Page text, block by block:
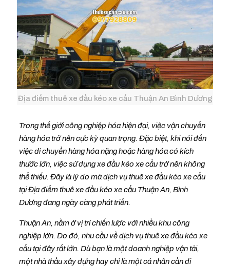
Địa điểm thuê xe đầu kéo xe cẩu Thuận An Bình Dương
Trong thế giới công nghiệp hóa hiện đại, việc vận chuyển
hàng hóa trở nên cực kỳ quan trọng. Đặc biệt, khi nói đến
việc di chuyển hàng hóa nặng hoặc hàng hóa có kích
thước lớn, việc sử dụng xe đầu kéo xe cẩu trở nên không
thể thiếu. Đây là lý do mà dịch vụ thuê xe đầu kéo xe cẩu
tại Địa điểm thuê xe đầu kéo xe cẩu Thuận An, Bình
Dương đang ngày càng phát triển.
Thuận An, nằm ở vị trí chiến lược với nhiều khu công
nghiệp lớn. Do đó, nhu cầu về dịch vụ thuê xe đầu kéo xe
cẩu tại đây rất lớn. Dù bạn là một doanh nghiệp vận tải,
một nhà thầu xây dựng hay chỉ là một cá nhân cần di